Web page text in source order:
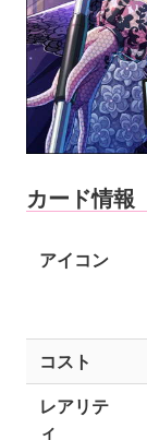
カード情報
アイコン
コスト
レアリテ
ィ